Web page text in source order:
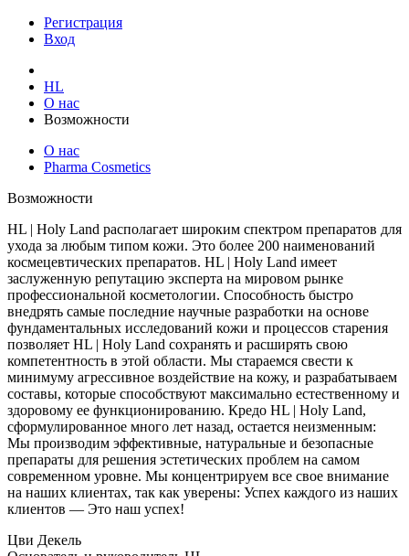
Регистрация
Вход
HL
О нас
Возможности
О нас
Pharma Cosmetics
Возможности
HL | Holy Land располагает широким спектром препаратов для
ухода за любым типом кожи. Это более 200 наименований
космецевтических препаратов. HL | Holy Land имеет
заслуженную репутацию эксперта на мировом рынке
профессиональной косметологии. Способность быстро
внедрять самые последние научные разработки на основе
фундаментальных исследований кожи и процессов старения
позволяет HL | Holy Land сохранять и расширять свою
компетентность в этой области. Мы стараемся свести к
минимуму агрессивное воздействие на кожу, и разрабатываем
составы, которые способствуют максимально естественному и
здоровому ее функционированию. Кредо HL | Holy Land,
сформулированное много лет назад, остается неизменным:
Мы производим эффективные, натуральные и безопасные
препараты для решения эстетических проблем на самом
современном уровне. Мы концентрируем все свое внимание
на наших клиентах, так как уверены: Успех каждого из наших
клиентов — Это наш успех!
Цви Декель